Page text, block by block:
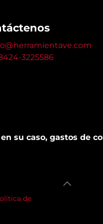
3225586
en su caso, gastos de
de